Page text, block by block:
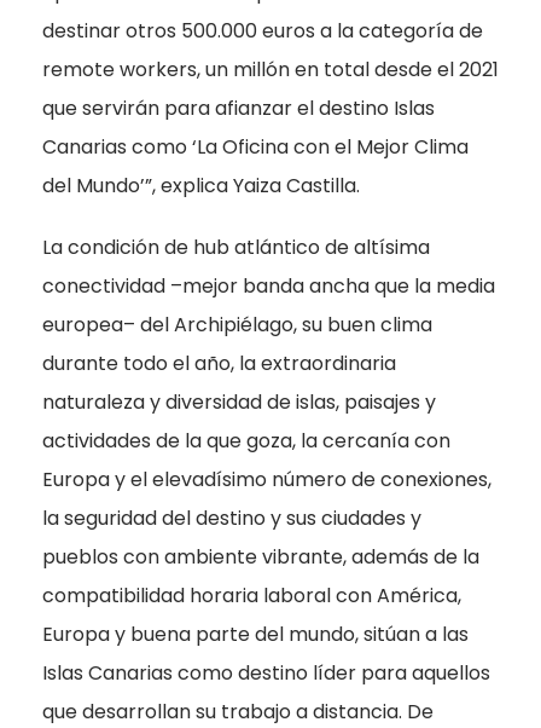
destinar otros 500.000 euros a la categoría de
remote workers, un millón en total desde el 2021
que servirán para afianzar el destino Islas
Canarias como ‘La Oficina con el Mejor Clima
del Mundo’”, explica Yaiza Castilla.
La condición de hub atlántico de altísima
conectividad –mejor banda ancha que la media
europea– del Archipiélago, su buen clima
durante todo el año, la extraordinaria
naturaleza y diversidad de islas, paisajes y
actividades de la que goza, la cercanía con
Europa y el elevadísimo número de conexiones,
la seguridad del destino y sus ciudades y
pueblos con ambiente vibrante, además de la
compatibilidad horaria laboral con América,
Europa y buena parte del mundo, sitúan a las
Islas Canarias como destino líder para aquellos
que desarrollan su trabajo a distancia. De